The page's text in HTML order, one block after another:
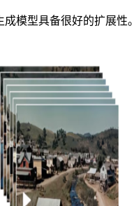
成模型具备很好的扩展性。